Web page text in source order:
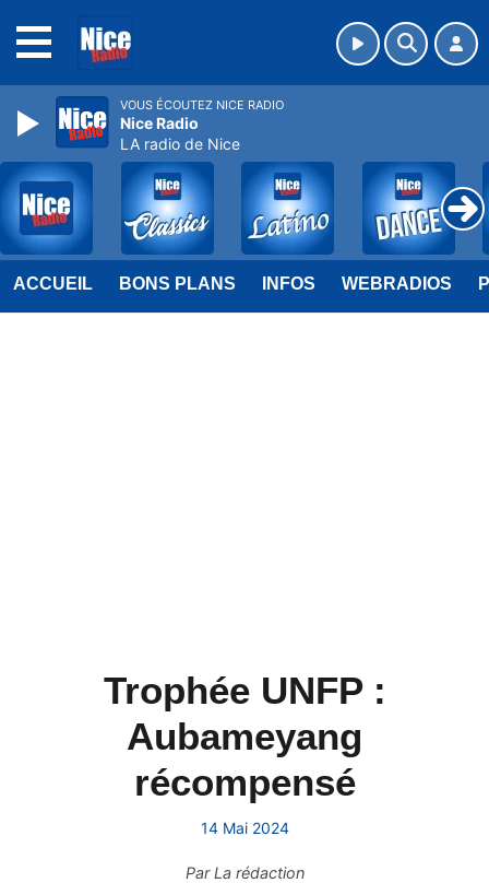
ACCUEIL BONS PLANS INFOS WEBRADIOS
Trophée UNFP :
Aubameyang
récompensé
14 Mai 2024
ParLa rédaction
VOUS ÉCOUTEZ NICE RADIO
Nice Radio
LA radio de Nice